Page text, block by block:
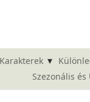
Karakterek ▾
Szezonális és